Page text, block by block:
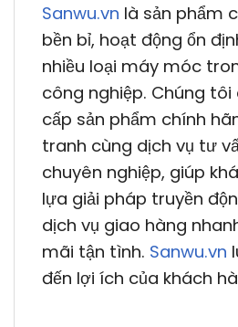
Sanwu.vn là sản phẩm
bền bỉ, hoạt động ổn
nhiều loại máy móc
công nghiệp. Chúng
cấp sản phẩm chính
tranh cùng dịch vụ tư
chuyên nghiệp, giúp
lựa giải pháp truyền
dịch vụ giao hàng
mãi tận tình. Sanwu.vn
đến lợi ích của khách